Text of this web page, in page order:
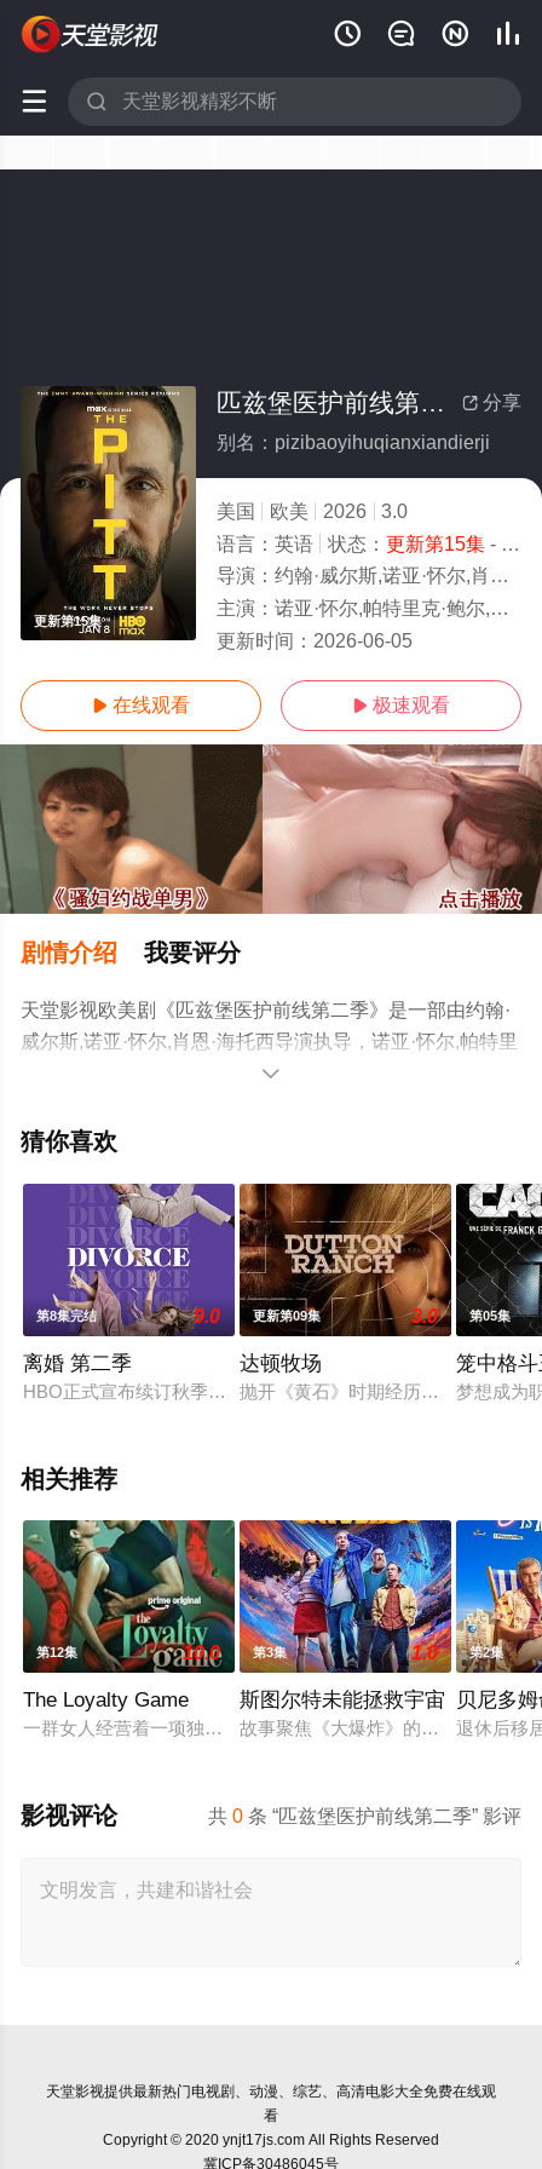
   
 
更新第15集
 分享
匹兹堡医护前线第二季
别名：pizibaoyihuqianxiandierji
美国 欧美 2026
3.0
语言： 英语 状态： 更新第15集- 免费在线观看
导演： 约翰·威尔斯,诺亚·怀尔,肖恩·海托西
主演： 诺亚·怀尔,帕特里克·鲍尔,凯瑟琳·拉纳萨,苏普丽雅·加内什,菲奥娜·道里夫,泰勒·德尔登,伊莎·布里昂斯,杰乐伦
更新时间： 2026-06-05
 在线观看  极速观看
剧情介绍 我要评分
天堂影视欧美剧《匹兹堡医护前线第二季》是一部由约翰·
威尔斯,诺亚·怀尔,肖恩·海托西导演执导，诺亚·怀尔,帕特里
克·鲍尔,凯瑟琳·拉纳萨,苏普丽雅·加内什,菲奥娜·道里夫,泰
恩·海托西,艾米林恩·阿贝莱拉,杰伦·托马斯·布鲁克斯,布兰
塞,查尔斯·贝克,德里克·塞西尔,阿耶莎·哈里斯,艾伦妮·乔等
演员精彩演绎的美国电视剧，手机免费观看高清未删减完
整版电视剧全集就上天堂电影网，更多相关信息可移步至
豆瓣电视剧、电视猫或剧情网等平台了解。

猜你喜欢
第8集完结 9.0
离婚 第二季
HBO正式宣布续订秋季档新剧《离婚》第二季。
更新第09集 3.0
达顿牧场
抛开《黄石》时期经历的阴影，Beth
第05集
笼中格
梦想成为
相关推荐
第12集 10.0
The Loyalty Game
一群女人经营着一项独特的生意：引诱男人暴露他们的不忠行
第3集 1.0
斯图尔特未能拯救宇宙
故事聚焦《大爆炸》的漫画书老板斯
第2集
贝尼多
退休后移
共0 条 “匹兹堡医护前线第二季” 影评
影视评论
天堂影视提供最新热门电视剧、动漫、综艺、高清电影大全免费在线观
看
Copyright © 2020 ynjt17js.com All Rights Reserved
冀ICP备30486045号